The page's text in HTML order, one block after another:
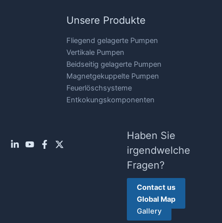
Unsere Produkte
Fliegend gelagerte Pumpen
Vertikale Pumpen
Beidseitig gelagerte Pumpen
Magnetgekuppelte Pumpen
Feuerlöschsysteme
Entkokungskomponenten
Haben Sie
irgendwelche
Fragen?
Contact us
Global Map
Gallery